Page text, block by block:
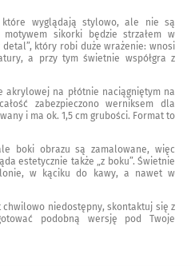
które wyglądają stylowo, ale nie są
sikorki będzie strzałem w
detal”, który robi duże wrażenie: wnosi
a przy tym świetnie współgra z
akrylowej na płótnie naciągniętym na
zabezpieczono werniksem dla
i ma ok. 1,5 cm grubości. Format to
boki obrazu są zamalowane, więc
estetycznie także „z boku”. Świetnie
w kąciku do kawy, a nawet w
chwilowo niedostępny, skontaktuj się z
podobną wersję pod Twoje